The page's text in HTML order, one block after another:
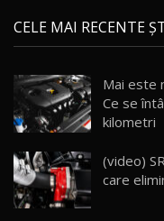
/17:27
15 14:37
16
13:10
CELE MAI RECENTE
Mai este
Ce se
kilometri
(video)
care